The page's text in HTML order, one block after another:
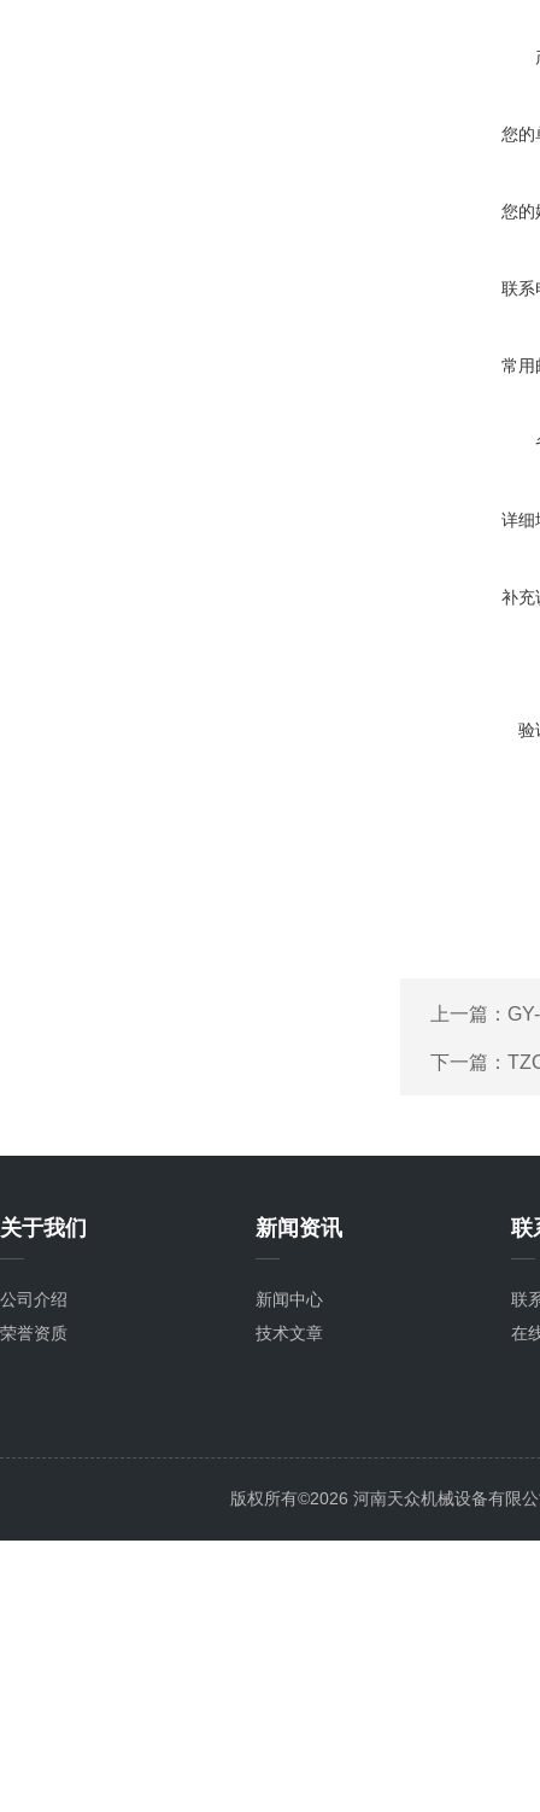
您的
您的
联系
常用
详细
补充
验
上一篇：
下一篇：
关于我们
公司介绍
荣誉资质
新闻资讯
新闻中心
技术文章
联
联
在
版权所有©2026 河南天众机械设备有限